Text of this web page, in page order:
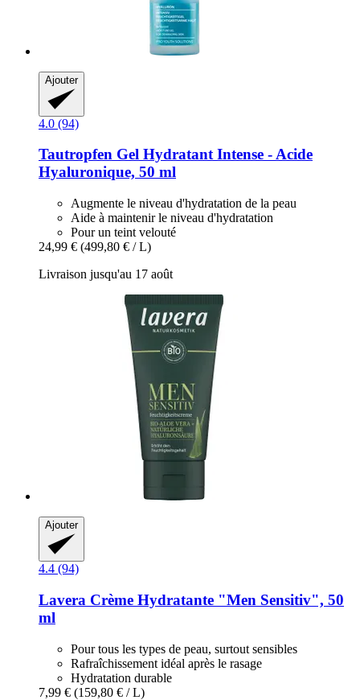
Ajouter
4.0 (94)
Tautropfen Gel Hydratant Intense -​ Acide
Hyaluronique, 50 ml
Augmente le niveau d'hydratation de la peau
Aide à maintenir le niveau d'hydratation
Pour un teint velouté
24,99 € (499,80 € / L)
Livraison jusqu'au 17 août
Ajouter
4.4 (94)
Lavera Crème Hydratante "Men Sensitiv", 50
ml
Pour tous les types de peau, surtout sensibles
Rafraîchissement idéal après le rasage
Hydratation durable
7,99 € (159,80 € / L)